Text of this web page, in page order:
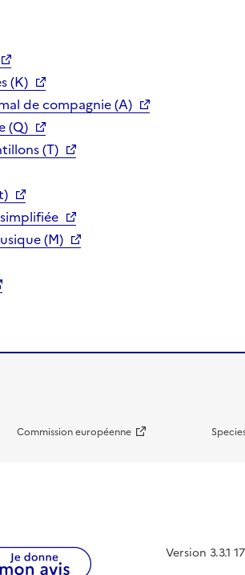
(K)
de compagnie (A)
(Q)
(T)
(M)
Commission européenne
Version 3.3.1